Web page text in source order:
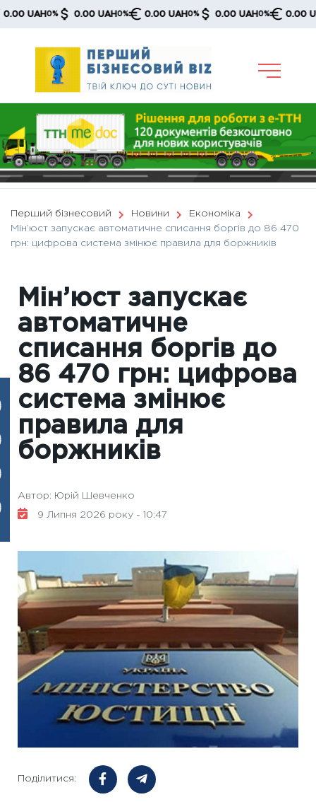
Skip
UAH 0% 0.00 UAH 0% 0.00 UAH 0% 0.00 UAH 0% 0.00 UAH
Перший бізнесовий Новини
Економіка
Мін’юст запускає автоматичне списання боргів до 86 470
грн: цифрова система змінює правила для боржників
Мін’юст запускає
автоматичне
списання боргів до
86 470 грн: цифрова
система змінює
правила для
боржників
Автор: Юрій Шевченко
9 Липня 2026 року - 10:47
Поділитися: